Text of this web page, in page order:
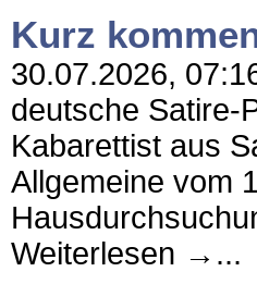
Kurz
30.07.2026,
deutsche Satire-
Kabarettist aus
Allgemeine vom
Weiterlesen →...